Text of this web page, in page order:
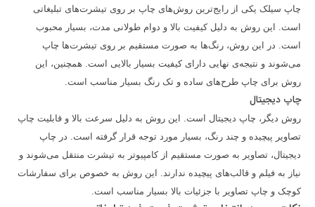
چاپ سیلک یکی از رایج‌ترین روش‌های چاپ بر روی تیشرت‌های تبلیغاتی
است. این روش به دلیل کیفیت بالا و دوام طولانی مدت، بسیار محبوب
است. در این روش، رنگ‌ها به صورت مستقیم بر روی تیشرت‌ها چاپ
می‌شوند و نتیجه‌ی نهایی دارای کیفیت بسیار بالایی است. همچنین، این
روش برای چاپ طرح‌های ساده و تک رنگ بسیار مناسب است.
چاپ دیجیتال
روش دیگر، چاپ دیجیتال است. این روش به دلیل سرعت بالا و قابلیت چاپ
تصاویر پیچیده و چند رنگ، بسیار مورد توجه قرار گرفته است. در چاپ
دیجیتال، تصاویر به صورت مستقیم از کامپیوتر به تیشرت منتقل می‌شوند و
نیاز به فیلم و قالب‌های پیچیده ندارند. این روش به خصوص برای سفارشات
کوچک و چاپ تصاویر با جزئیات بالا بسیار مناسب است.